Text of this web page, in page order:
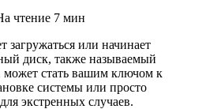
чтение 7 мин
загружаться или начинает
диск, также называемый
может стать вашим ключом к
системы или просто
экстренных случаев.